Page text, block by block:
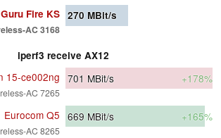
Guru Fire KS
AC 3168
270 MBit/s
iperf3 receive AX12
15-ce002ng
AC 7265
701 MBit/s +178%
Eurocom Q5
AC 8265
669 MBit/s +165%